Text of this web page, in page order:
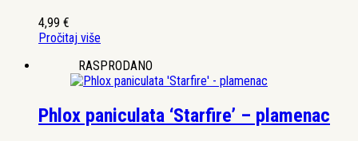
4,99 €
Pročitaj više
RASPRODANO
Phlox paniculata ‘Starfire’ – plamenac